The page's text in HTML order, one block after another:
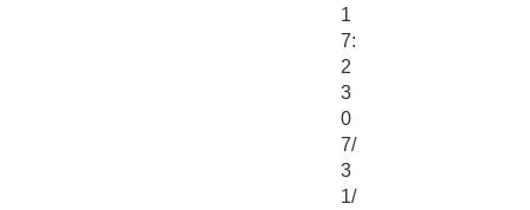
1
7:
2
3
0
7/
3
1/